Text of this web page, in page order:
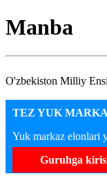
Manba
O'zbekiston Milliy
TEZ YUK
Yuk markaz elonlari
Guruhga